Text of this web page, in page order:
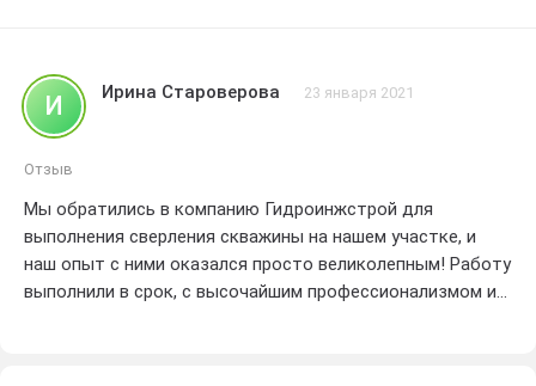
надежного партнера в бурении скважин. Большое
спасибо за ваше отличное обслуживание
И Ирина Староверова 23 января 2021
Отзыв
Мы обратились в компанию Гидроинжстрой для
выполнения сверления скважины на нашем участке, и
наш опыт с ними оказался просто великолепным! Работу
выполнили в срок, с высочайшим профессионализмом и